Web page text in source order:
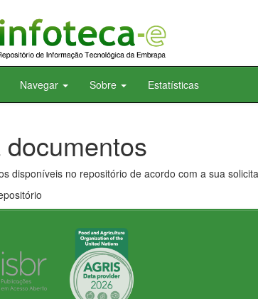
Navegar Sobre Estatísticas
disponíveis no repositório de acordo com a sua